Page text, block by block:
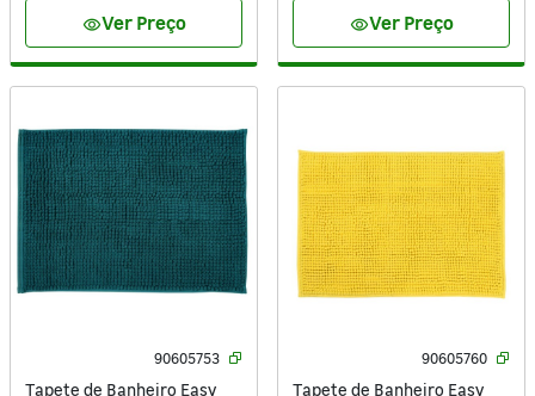
visibilityVer Preço visibilityVer Preço
90605753
Tapete de Banheiro Easy
90605760
Tapete de Banheiro Easy